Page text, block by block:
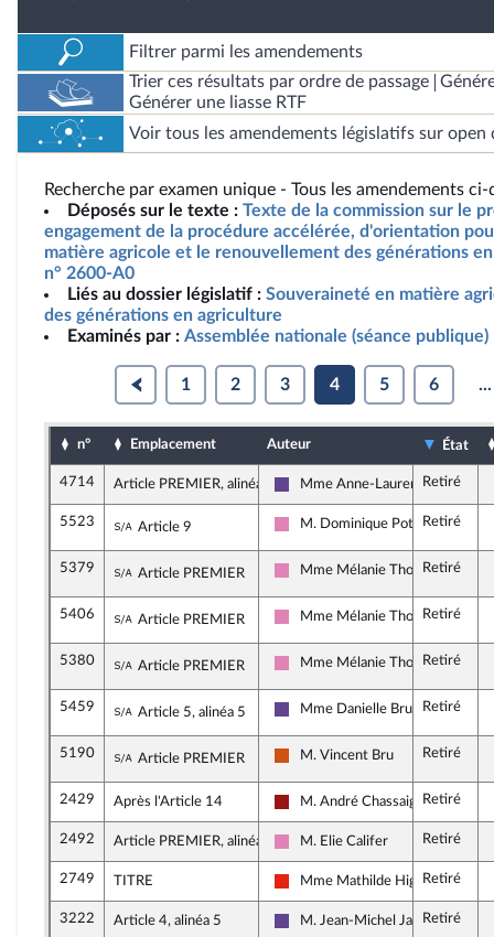
Filtrer parmi les amendements
Trier ces résultats par ordre de passage
Générer une liasse RTF
Voir tous les amendements législatifs sur open
Recherche par examen unique - Tous les amendements ci-
Déposés sur le texte : Texte de la commission sur le
engagement de la procédure accélérée, d'orientation
matière agricole et le renouvellement des générations
n° 2600-A0
Liés au dossier législatif : Souveraineté en matière
des générations en agriculture
Examinés par : Assemblée nationale (séance publique)
1 2 3 4 5 6 ...
n° Emplacement Auteur État
4714 Article PREMIER, alinéa 17
Renaissance
Mme Anne-Laurence Petel
Retiré
5523 Sous-amendement de l'amendement n°1874
Article 9 Socialistes et apparentés
M. Dominique PotierRetiré
5379 Sous-amendement de l'amendement n°3952
Article PREMIER Socialistes et apparentés
Mme Mélanie ThominRetiré
5406 Sous-amendement de l'amendement n°3952
Article PREMIER Socialistes et apparentés
Mme Mélanie ThominRetiré
5380 Sous-amendement de l'amendement n°3952
Article PREMIER Socialistes et apparentés
Mme Mélanie ThominRetiré
5459 Sous-amendement de l'amendement n°16
Article 5, alinéa 5 Renaissance
Mme Danielle Brulebois
Retiré
5190 Sous-amendement de l'amendement n°3952
Article PREMIER Démocrate (MoDem et
M. Vincent Bru Retiré
2429 Après l'Article 14
Gauche démocrate et
M. André ChassaigneRetiré
2492 Article PREMIER, alinéa 27
Socialistes et apparentés
M. Elie Califer Retiré
2749 TITRE
La France insoumise - Nouvelle
Mme Mathilde HignetRetiré
3222 Article 4, alinéa 5
Renaissance
M. Jean-Michel Jacques
Retiré